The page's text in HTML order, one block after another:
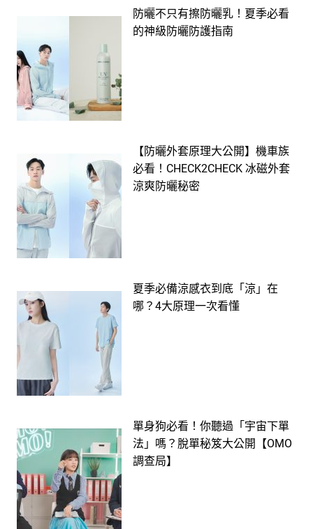
防曬不只有擦防曬乳！夏季必看
的神級防曬防護指南
【防曬外套原理大公開】機車族
必看！CHECK2CHECK 冰磁外套
涼爽防曬秘密
夏季必備涼感衣到底「涼」在
哪？4大原理一次看懂
單身狗必看！你聽過「宇宙下單
法」嗎？脫單秘笈大公開【OMO
調查局】